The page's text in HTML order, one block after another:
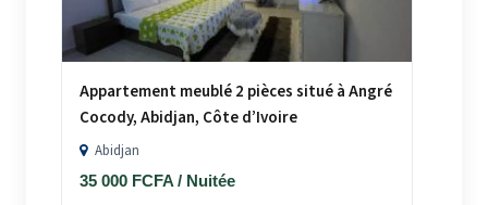
Appartement meublé 2 pièces situé à Angré
Cocody, Abidjan, Côte d’Ivoire
Abidjan
35 000 FCFA / Nuitée